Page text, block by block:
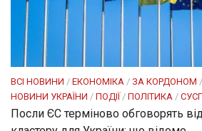
ВСІ НОВИНИ / ЕКОНОМІКА / ЗА КОРДОНОМ /
НОВИНИ УКРАЇНИ / ПОДІЇ / ПОЛІТИКА /
Посли ЄC терміново обговорять